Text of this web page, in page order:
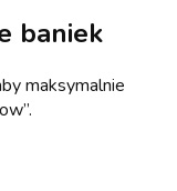
baniek
maksymalnie